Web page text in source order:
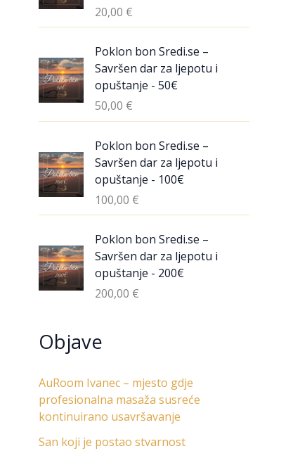
20,00 €
Poklon bon Sredi.se –
Savršen dar za ljepotu i
opuštanje - 50€
50,00 €
Poklon bon Sredi.se –
Savršen dar za ljepotu i
opuštanje - 100€
100,00 €
Poklon bon Sredi.se –
Savršen dar za ljepotu i
opuštanje - 200€
200,00 €
Objave
AuRoom Ivanec – mjesto gdje
profesionalna masaža susreće
kontinuirano usavršavanje
San koji je postao stvarnost